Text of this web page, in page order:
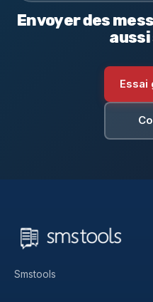
Envoyer des
Essai
Smstools